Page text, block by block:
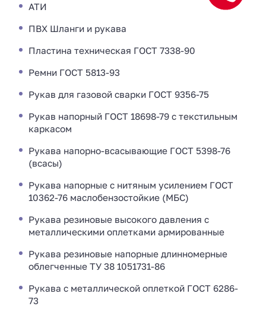
АТИ
ПВХ Шланги и рукава
Пластина техническая ГОСТ 7338-90
Ремни ГОСТ 5813-93
Рукав для газовой сварки ГОСТ 9356-75
Рукав напорный ГОСТ 18698-79 с текстильным
каркасом
Рукава напорно-всасывающие ГОСТ 5398-76
(всасы)
Рукава напорные с нитяным усилением ГОСТ
10362-76 маслобензостойкие (МБС)
Рукава резиновые высокого давления с
металлическими оплетками армированные
Рукава резиновые напорные длинномерные
облегченные ТУ 38 1051731-86
Рукава с металлической оплеткой ГОСТ 6286-
73